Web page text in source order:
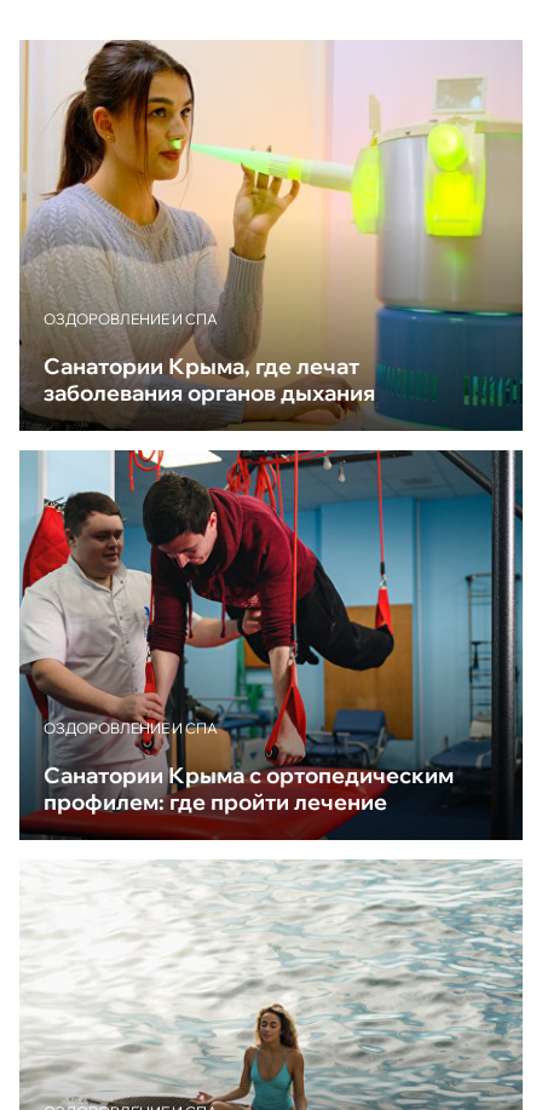
ОЗДОРОВЛЕНИЕ И СПА
Санатории Крыма, где лечат
заболевания органов дыхания
ОЗДОРОВЛЕНИЕ И СПА
Санатории Крыма с ортопедическим
профилем: где пройти лечение